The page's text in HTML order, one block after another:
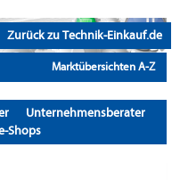
Zurück zu Technik-Einkauf.de
Marktübersichten A-Z
Unternehmensberater
Shops